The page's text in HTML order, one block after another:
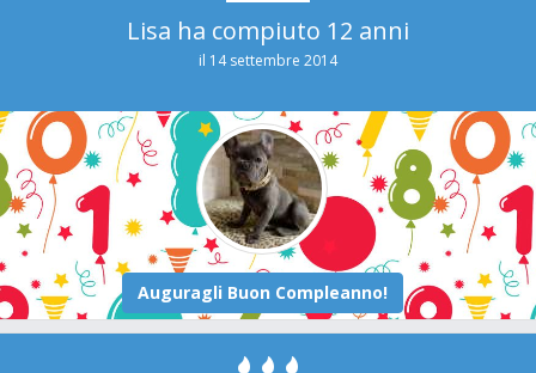
Lisa ha compiuto 12 anni
il 14 settembre 2014